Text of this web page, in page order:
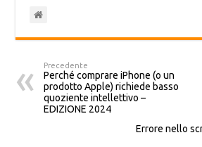
Precedente
Perché comprare iPhone (o un
prodotto Apple) richiede basso
quoziente intellettivo –
EDIZIONE 2024
Errore nello